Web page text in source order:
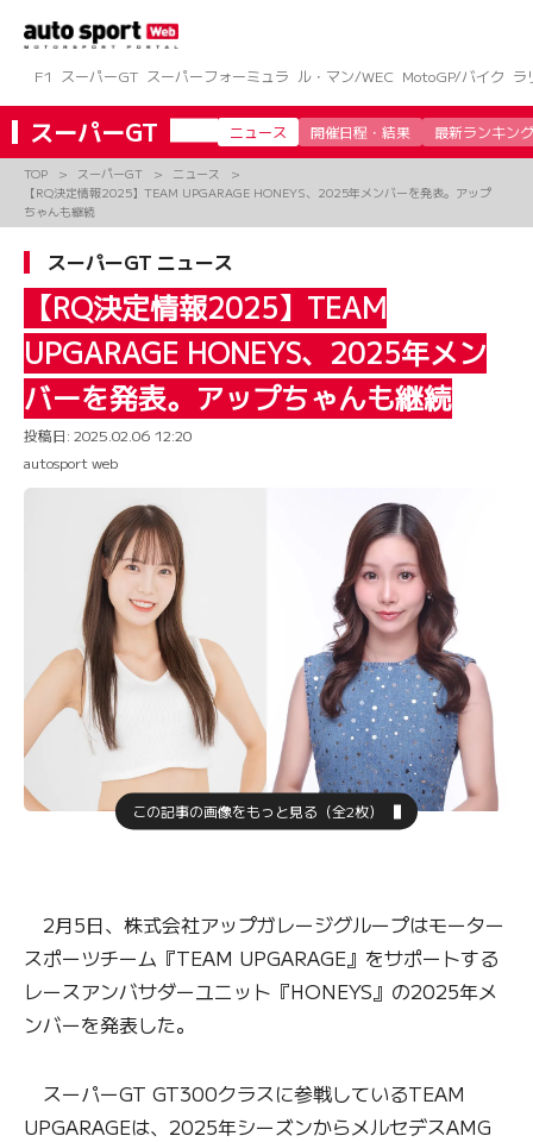
ツ
へ
ス
キ
F1 スーパーGT スーパーフォーミュラ ル・マン/WEC MotoGP/バイク ラ
スーパーGT ニュース 開催日程・結果 最新ランキング
TOP スーパーGT
ニュース
【RQ決定情報2025】TEAM UPGARAGE HONEYS、2025年メンバーを発表。アップ
ちゃんも継続
スーパーGT ニュース
【RQ決定情報2025】TEAM
UPGARAGE HONEYS、2025年メン
バーを発表。アップちゃんも継続
投稿日: 2025.02.06 12:20
autosport web
この記事の画像をもっと見る（全2枚）
2月5日、株式会社アップガレージグループはモーター
スポーツチーム『TEAM UPGARAGE』をサポートする
レースアンバサダーユニット『HONEYS』の2025年メ
ンバーを発表した。
スーパーGT GT300クラスに参戦しているTEAM
UPGARAGEは、2025年シーズンからメルセデスAMG